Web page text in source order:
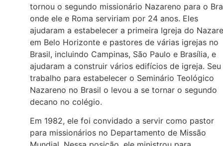
tornou o segundo missionário Nazareno para o
onde ele e Roma serviriam por 24 anos. Eles
ajudaram a estabelecer a primeira Igreja do
em Belo Horizonte e pastores de várias igrejas no
Brasil, incluindo Campinas, São Paulo e Brasília, e
ajudaram a construir vários edifícios de igreja. Seu
trabalho para estabelecer o Seminário Teológico
Nazareno no Brasil o levou a se tornar o segundo
decano no colégio.
Em 1982, ele foi convidado a servir como pastor
para missionários no Departamento de Missão